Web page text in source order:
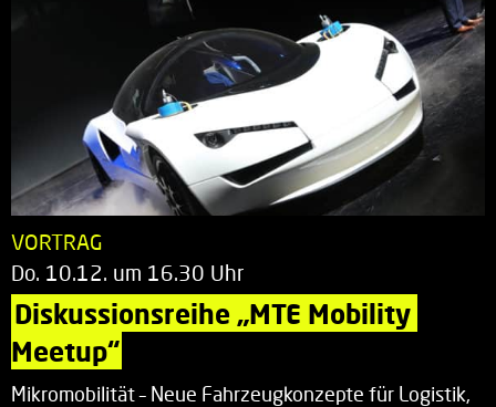
VORTRAG
Do. 10.12. um 16.30 Uhr
Diskussionsreihe „MTE Mobility
Meetup“
Mikromobilität – Neue Fahrzeugkonzepte für Logistik,